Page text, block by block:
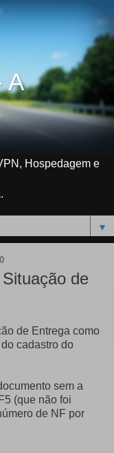
A
Hospedagem e
▼
de
de Entrega como
cadastro do
sem a
(que não foi
de NF por